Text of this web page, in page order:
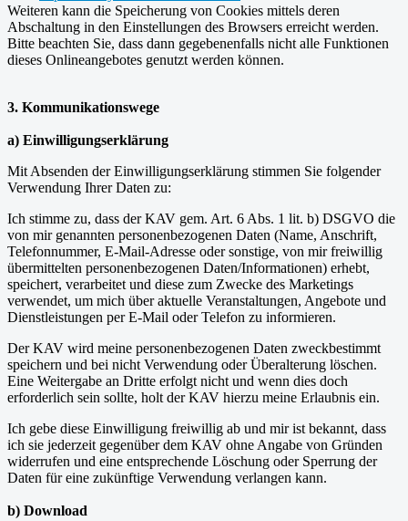
Weiteren kann die Speicherung von Cookies mittels deren
Abschaltung in den Einstellungen des Browsers erreicht werden.
Bitte beachten Sie, dass dann gegebenenfalls nicht alle Funktionen
dieses Onlineangebotes genutzt werden können.
3. Kommunikationswege
a) Einwilligungserklärung
Mit Absenden der Einwilligungserklärung stimmen Sie folgender
Verwendung Ihrer Daten zu:
Ich stimme zu, dass der KAV gem. Art. 6 Abs. 1 lit. b) DSGVO die
von mir genannten personenbezogenen Daten (Name, Anschrift,
Telefonnummer, E-Mail-Adresse oder sonstige, von mir freiwillig
übermittelten personenbezogenen Daten/Informationen) erhebt,
speichert, verarbeitet und diese zum Zwecke des Marketings
verwendet, um mich über aktuelle Veranstaltungen, Angebote und
Dienstleistungen per E-Mail oder Telefon zu informieren.
Der KAV wird meine personenbezogenen Daten zweckbestimmt
speichern und bei nicht Verwendung oder Überalterung löschen.
Eine Weitergabe an Dritte erfolgt nicht und wenn dies doch
erforderlich sein sollte, holt der KAV hierzu meine Erlaubnis ein.
Ich gebe diese Einwilligung freiwillig ab und mir ist bekannt, dass
ich sie jederzeit gegenüber dem KAV ohne Angabe von Gründen
widerrufen und eine entsprechende Löschung oder Sperrung der
Daten für eine zukünftige Verwendung verlangen kann.
b) Download